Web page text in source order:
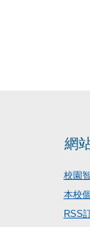
網
校園
本校
RSS